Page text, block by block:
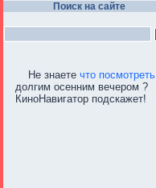
Поиск на сайте
Не знаете что посмотреть
долгим осенним вечером ?
КиноНавигатор подскажет!